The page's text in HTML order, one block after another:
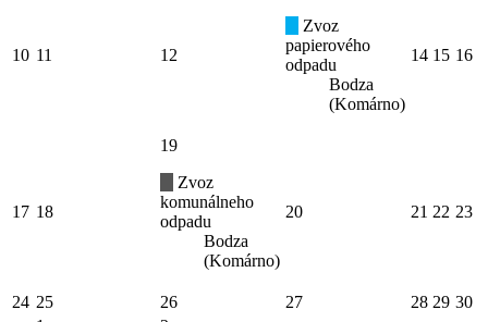
10 11 12
Zvoz
papierového
odpadu
Bodza
(Komárno)
14 15 16
17 18
19
Zvoz
komunálneho
odpadu
Bodza
(Komárno)
20 21 22 23
24 25 26 27 28 29 30